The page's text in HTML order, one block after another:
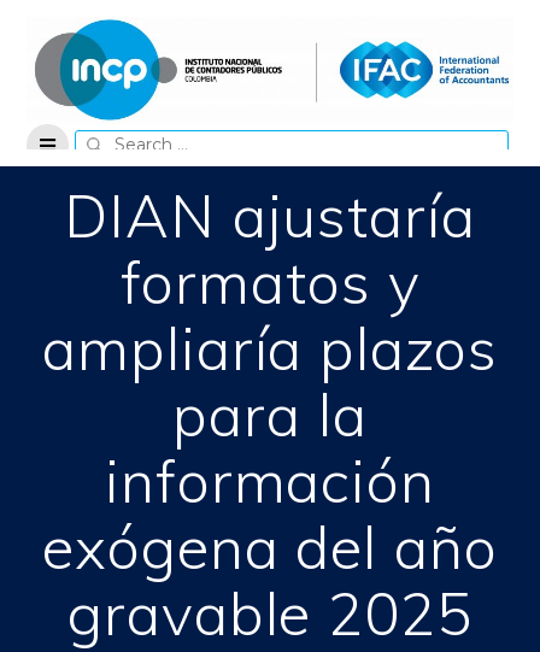
content
Search
for:
DIAN ajustaría
formatos y
ampliaría plazos
para la
información
exógena del año
gravable 2025